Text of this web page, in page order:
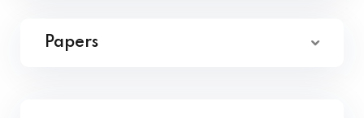
Papers